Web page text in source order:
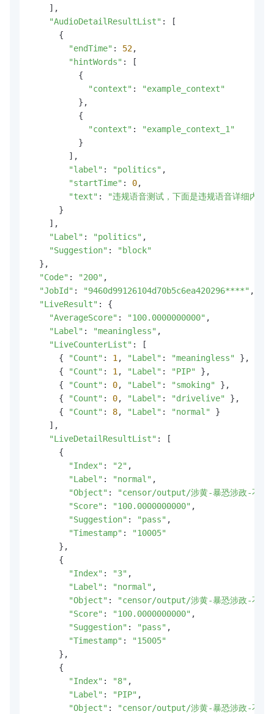
    ],
"AudioDetailResultList" : [
      {
"endTime" : 52,
"hintWords" : [
          {
"context" :
"example_context"
          },
          {
"context" :
"example_context_1"
          }
        ],
"label" : "politics" ,
"startTime" : 0,
"text" :
"违规语音测试，下面是违规语音详细内
      }
    ],
"Label" : "politics" ,
"Suggestion" :
"block"
  },
"Code" : "200" ,
"JobId" : "9460d99126104d70b5c6ea420296****" ,
"LiveResult" : {
"AverageScore" : "100.0000000000" ,
"Label" : "meaningless" ,
"LiveCounterList" : [
      {
"Count" : 1 , "Label" : "meaningless"
},
      {
"Count" : 1 , "Label" : "PIP"
},
      {
"Count" : 0, "Label" : "smoking"
},
      {
"Count" : 0, "Label" : "drivelive"
},
      {
"Count" : 8, "Label" : "normal"
}
    ],
"LiveDetailResultList" : [
      {
"Index" : "2" ,
"Label" : "normal" ,
"Object" :
"censor/output/涉黄-暴恐涉政-不良
"Score" : "100.0000000000" ,
"Suggestion" : "pass" ,
"Timestamp" :
"10005"
      },
      {
"Index" : "3" ,
"Label" : "normal" ,
"Object" :
"censor/output/涉黄-暴恐涉政-不良
"Score" : "100.0000000000" ,
"Suggestion" : "pass" ,
"Timestamp" :
"15005"
      },
      {
"Index" : "8" ,
"Label" : "PIP" ,
"Object" : "censor/output/涉黄-暴恐涉政-不良